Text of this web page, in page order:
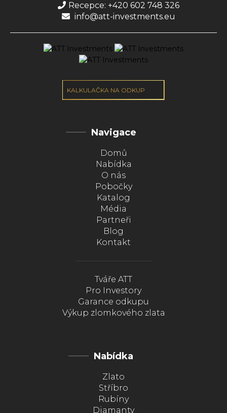
Recepce: +420 602 748 326
info@att-investments.eu
KALKULAČKA NA ODKUP
Navigace
Domů
Nabídka
O nás
Pobočky
Katalog
Média
Partneři
Blog
Kontakt
Tváře ATT
Pro Investory
Garance odkupu
Výkup zlomkového zlata
Nabídka
Zlato
Stříbro
Rubíny
Diamanty